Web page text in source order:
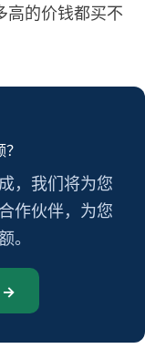
的价钱都买不
，我们将为您
作伙伴，为您
。
→